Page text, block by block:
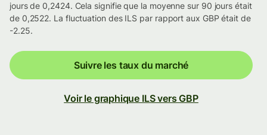
jours de 0,2424. Cela signifie que la moyenne sur 90 jours était
de 0,2522. La fluctuation des ILS par rapport aux GBP était de
-2.25.
Suivre les taux du marché
Voir le graphique ILS vers GBP